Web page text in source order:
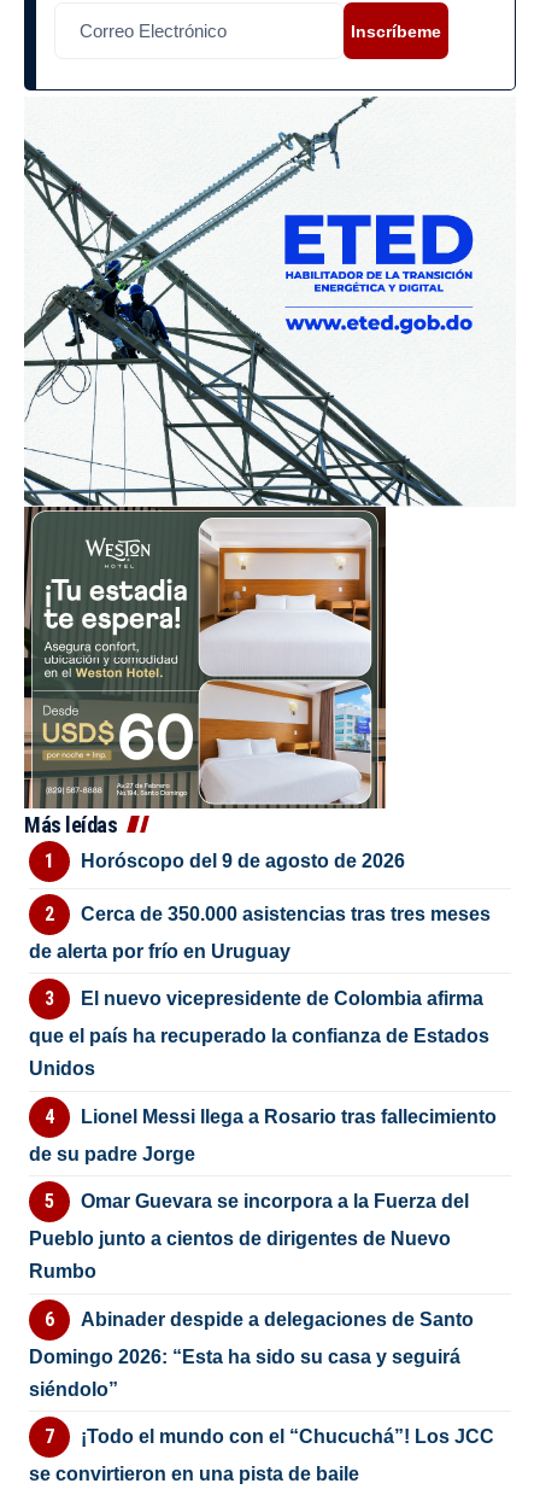
Inscríbeme
Más leídas
Horóscopo del 9 de agosto de 2026
Cerca de 350.000 asistencias tras tres meses
de alerta por frío en Uruguay
El nuevo vicepresidente de Colombia afirma
que el país ha recuperado la confianza de Estados
Unidos
Lionel Messi llega a Rosario tras fallecimiento
de su padre Jorge
Omar Guevara se incorpora a la Fuerza del
Pueblo junto a cientos de dirigentes de Nuevo
Rumbo
Abinader despide a delegaciones de Santo
Domingo 2026: “Esta ha sido su casa y seguirá
siéndolo”
¡Todo el mundo con el “Chucuchá”! Los JCC
se convirtieron en una pista de baile